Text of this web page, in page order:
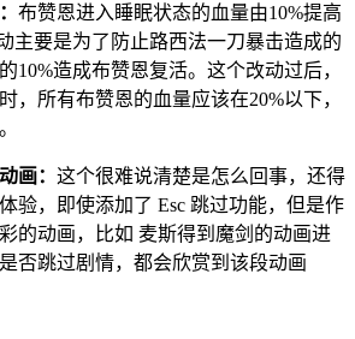
布赞恩进入睡眠状态的血量由10%提高
主要是为了防止路西法一刀暴击造成的
10%造成布赞恩复活。这个改动过后，
，所有布赞恩的血量应该在20%以下，
画： 这个很难说清楚是怎么回事，还得
验，即使添加了 Esc 跳过功能，但是作
的动画，比如 麦斯得到魔剑的动画进
否跳过剧情，都会欣赏到该段动画